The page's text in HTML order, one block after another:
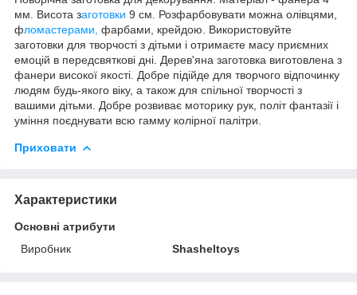
мм. Висота заготовки 9 см. Розфарбовувати можна олівцями,
фломастерами, фарбами, крейдою. Використовуйте
заготовки для творчості з дітьми і отримаєте масу приємних
емоцій в передсвяткові дні. Дерев'яна заготовка виготовлена з
фанери високої якості. Добре підійде для творчого відпочинку
людям будь-якого віку, а також для спільної творчості з
вaшими дітьми. Добре розвиває моторику рук, політ фантазії і
уміння поєднувати всю гамму колірної палітри.
Приховати
Характеристики
Основні атрибути
Виробник
Shasheltoys